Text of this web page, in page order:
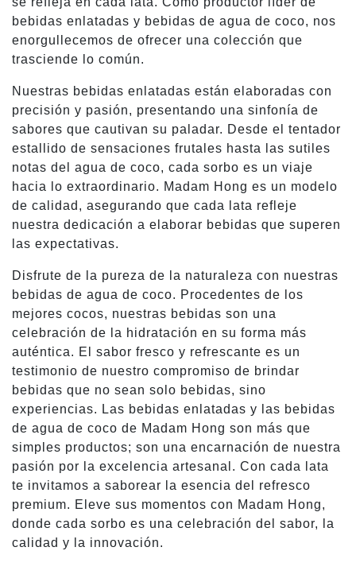
bebidas enlatadas y bebidas de agua de coco, nos
enorgullecemos de ofrecer una colección que
trasciende lo común.
Nuestras bebidas enlatadas están elaboradas con
precisión y pasión, presentando una sinfonía de
sabores que cautivan su paladar. Desde el tentador
estallido de sensaciones frutales hasta las sutiles
notas del agua de coco, cada sorbo es un viaje
hacia lo extraordinario. Madam Hong es un modelo
de calidad, asegurando que cada lata refleje
nuestra dedicación a elaborar bebidas que superen
las expectativas.
Disfrute de la pureza de la naturaleza con nuestras
bebidas de agua de coco. Procedentes de los
mejores cocos, nuestras bebidas son una
celebración de la hidratación en su forma más
auténtica. El sabor fresco y refrescante es un
testimonio de nuestro compromiso de brindar
bebidas que no sean solo bebidas, sino
experiencias. Las bebidas enlatadas y las bebidas
de agua de coco de Madam Hong son más que
simples productos; son una encarnación de nuestra
pasión por la excelencia artesanal. Con cada lata
te invitamos a saborear la esencia del refresco
premium. Eleve sus momentos con Madam Hong,
donde cada sorbo es una celebración del sabor, la
calidad y la innovación.